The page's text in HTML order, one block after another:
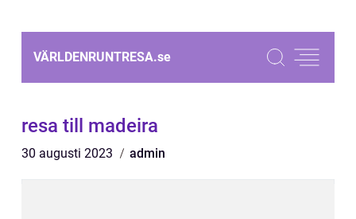
VÄRLDENRUNTRESA.se
resa till madeira
30 augusti 2023 admin